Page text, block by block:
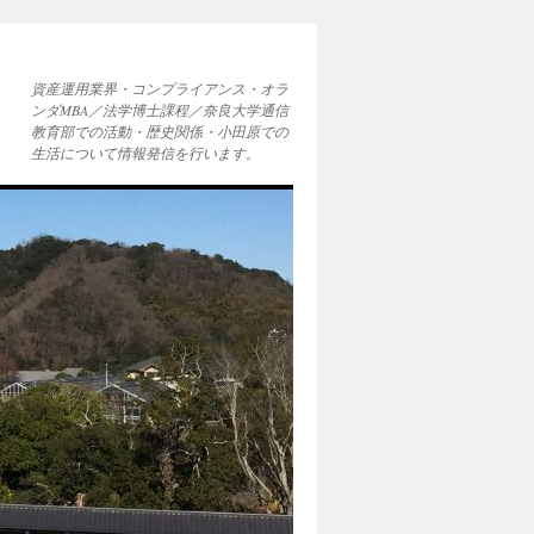
資産運用業界・コンプライアンス・オラ
ンダMBA／法学博士課程／奈良大学通信
教育部での活動・歴史関係・小田原での
生活について情報発信を行います。